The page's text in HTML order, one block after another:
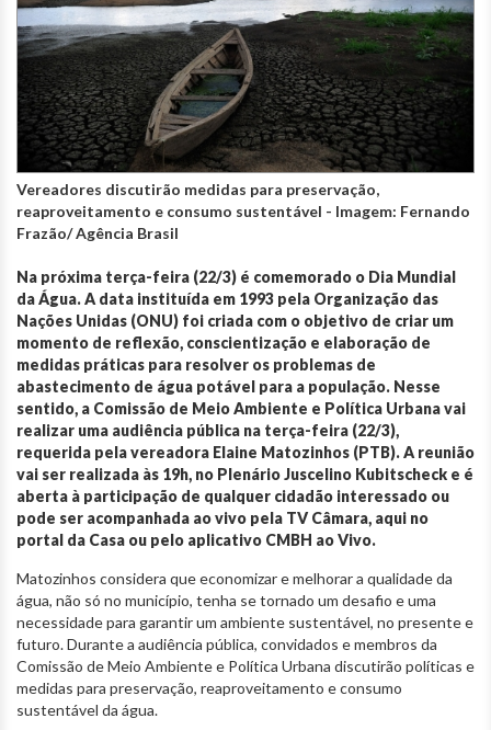
Vereadores discutirão medidas para preservação,
reaproveitamento e consumo sustentável - Imagem: Fernando
Frazão/ Agência Brasil
Na próxima terça-feira (22/3) é comemorado o Dia Mundial
da Água. A data instituída em 1993 pela Organização das
Nações Unidas (ONU) foi criada com o objetivo de criar um
momento de reflexão, conscientização e elaboração de
medidas práticas para resolver os problemas de
abastecimento de água potável para a população. Nesse
sentido, a Comissão de Meio Ambiente e Política Urbana vai
realizar uma audiência pública na terça-feira (22/3),
requerida pela vereadora Elaine Matozinhos (PTB). A reunião
vai ser realizada às 19h, no Plenário Juscelino Kubitscheck e é
aberta à participação de qualquer cidadão interessado ou
pode ser acompanhada ao vivo pela TV Câmara, aqui no
portal da Casa ou pelo aplicativo CMBH ao Vivo.
Matozinhos considera que economizar e melhorar a qualidade da
água, não só no município, tenha se tornado um desafio e uma
necessidade para garantir um ambiente sustentável, no presente e
futuro. Durante a audiência pública, convidados e membros da
Comissão de Meio Ambiente e Política Urbana discutirão políticas e
medidas para preservação, reaproveitamento e consumo
sustentável da água.